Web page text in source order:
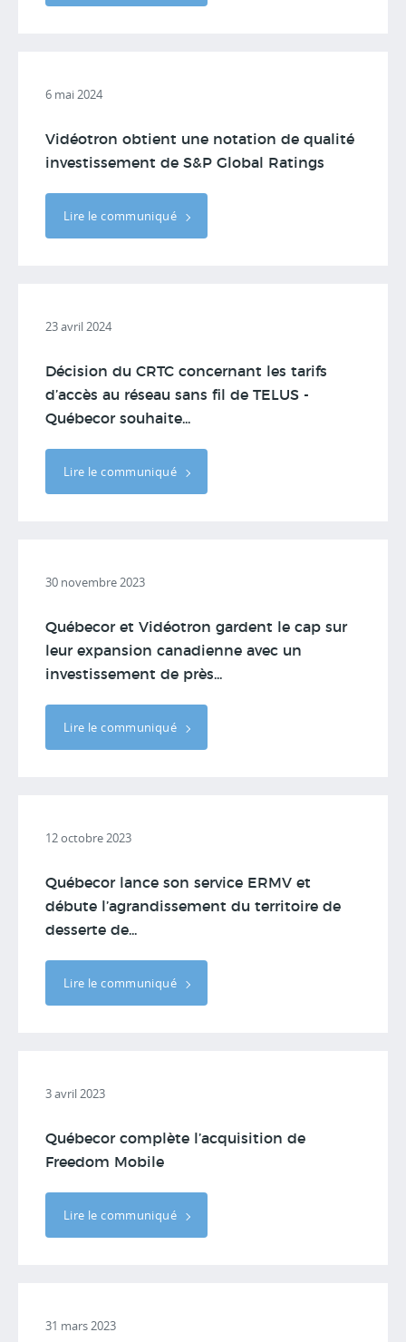
6 mai 2024
Vidéotron obtient une notation de qualité
investissement de S&P Global Ratings
Lire le communiqué
23 avril 2024
Décision du CRTC concernant les tarifs
d’accès au réseau sans fil de TELUS -
Québecor souhaite...
Lire le communiqué
30 novembre 2023
Québecor et Vidéotron gardent le cap sur
leur expansion canadienne avec un
investissement de près...
Lire le communiqué
12 octobre 2023
Québecor lance son service ERMV et
débute l’agrandissement du territoire de
desserte de...
Lire le communiqué
3 avril 2023
Québecor complète l’acquisition de
Freedom Mobile
Lire le communiqué
31 mars 2023